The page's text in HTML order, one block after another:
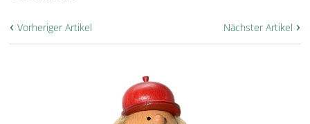
Nächster Artikel ›
‹ Vorheriger Artikel